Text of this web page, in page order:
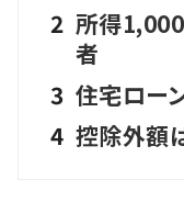
2 所得
者
3 住宅ロー
4 控除外額